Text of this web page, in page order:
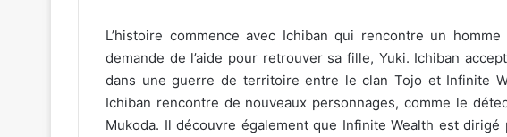
L’histoire commence avec Ichiban qui rencontre un
demande de l’aide pour retrouver sa fille, Yuki. Ichiban
dans une guerre de territoire entre le clan Tojo et Infinite
Ichiban rencontre de nouveaux personnages, comme le
Mukoda. Il découvre également que Infinite Wealth est